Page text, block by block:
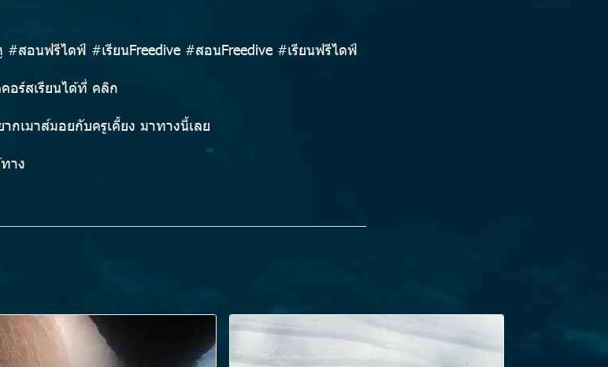
สอนฟรีไดฟ์ #เรียนFreedive #สอนFreedive #เรียนฟรีไดฟ์
อร์สเรียนได้ที่ คลิก
ากเมาส์มอยกับครูเคี้ยง มาทางนี้เลย
าง